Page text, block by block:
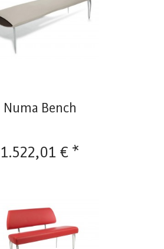
Numa Bench
1.522,01 € *